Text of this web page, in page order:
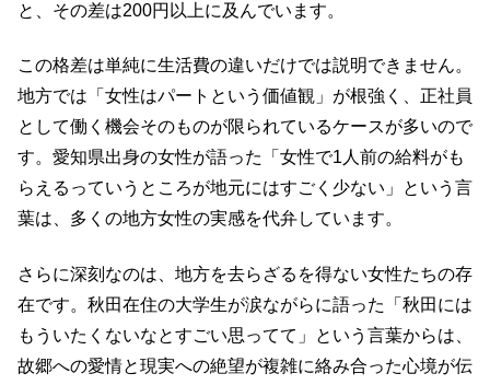
と、その差は200円以上に及んでいます。
この格差は単純に生活費の違いだけでは説明できません。
地方では「女性はパートという価値観」が根強く、正社員
として働く機会そのものが限られているケースが多いので
す。愛知県出身の女性が語った「女性で1人前の給料がも
らえるっていうところが地元にはすごく少ない」という言
葉は、多くの地方女性の実感を代弁しています。
さらに深刻なのは、地方を去らざるを得ない女性たちの存
在です。秋田在住の大学生が涙ながらに語った「秋田には
もういたくないなとすごい思ってて」という言葉からは、
故郷への愛情と現実への絶望が複雑に絡み合った心境が伝